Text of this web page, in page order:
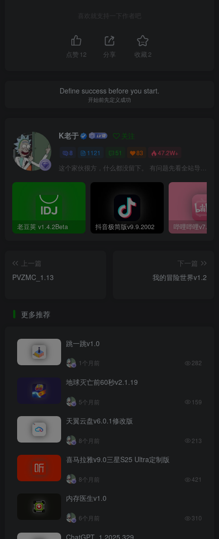
喜欢就支持一下作者吧
点赞 12 分享 收藏2
Define success before you start.
开始前先定义成功
K老于 关注
8 1121 51 83 47.2W+
这个家伙很方，什么都没留下。 有问题先看全站导航页，解决不了再@我！
老豆荚 v1.4.2Beta 抖音极简版v9.9.2002
上一篇
PVZMC_1.13
下一篇
我的冒险世界v1.2
更多推荐
跳一跳v1.0
1个月前 282
地球灭亡前60秒v2.1.19
5个月前 159
天翼云盘v6.0.1修改版
8个月前 213
喜马拉雅v9.0三星S25 Ultra定制版
8个月前 421
内存医生v1.0
6个月前 310
ChatGPT_1.2025.329